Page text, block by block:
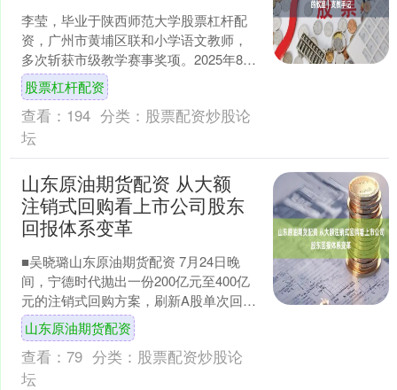
李莹，毕业于陕西师范大学股票杠杆配
资，广州市黄埔区联和小学语文教师，
多次斩获市级教学赛事奖项。2025年8月
起赴佛冈县城北篁胜小学支教，承担语
文教学与班主任工作....
股票杠杆配资
查看： 194 分类： 股票配资炒股论
坛
山东原油期货配资 从大额
注销式回购看上市公司股东
回报体系变革
■吴晓璐山东原油期货配资 7月24日晚
间，宁德时代抛出一份200亿元至400亿
元的注销式回购方案，刷新A股单次回购
规模纪录。笔者认为，这一行为的意义
不仅在于短期....
山东原油期货配资
查看： 79 分类： 股票配资炒股论
坛